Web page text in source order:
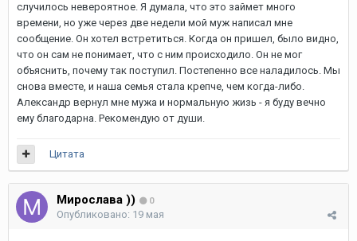
случилось невероятное. Я думала, что это займет много
времени, но уже через две недели мой муж написал мне
сообщение. Он хотел встретиться. Когда он пришел, было видно,
что он сам не понимает, что с ним происходило. Он не мог
объяснить, почему так поступил. Постепенно все наладилось. Мы
снова вместе, и наша семья стала крепче, чем когда-либо.
Александр вернул мне мужа и нормальную жизь - я буду вечно
ему благодарна. Рекомендую от души.
Цитата
Мирослава )) 0
Опубликовано: 19 мая